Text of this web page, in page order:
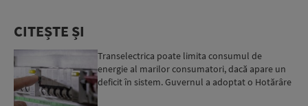
CITEȘTE ȘI
Transelectrica poate limita consumul de
energie al marilor consumatori, dacă apare un
deficit în sistem. Guvernul a adoptat o Hotărâre